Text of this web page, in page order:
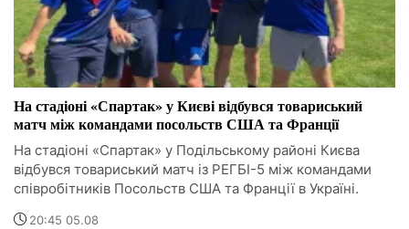
На стадіоні «Спартак» у Києві відбувся товариський
матч між командами посольств США та Франції
На стадіоні «Спартак» у Подільському районі Києва
відбувся товариський матч із РЕГБІ-5 між командами
співробітників Посольств США та Франції в Україні.
20:45 05.08